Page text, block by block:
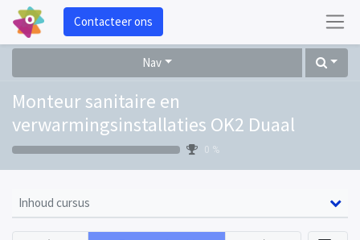
Contacteer ons
Nav
Monteur sanitaire en
verwarmingsinstallaties OK2 Duaal
0 %
Inhoud cursus